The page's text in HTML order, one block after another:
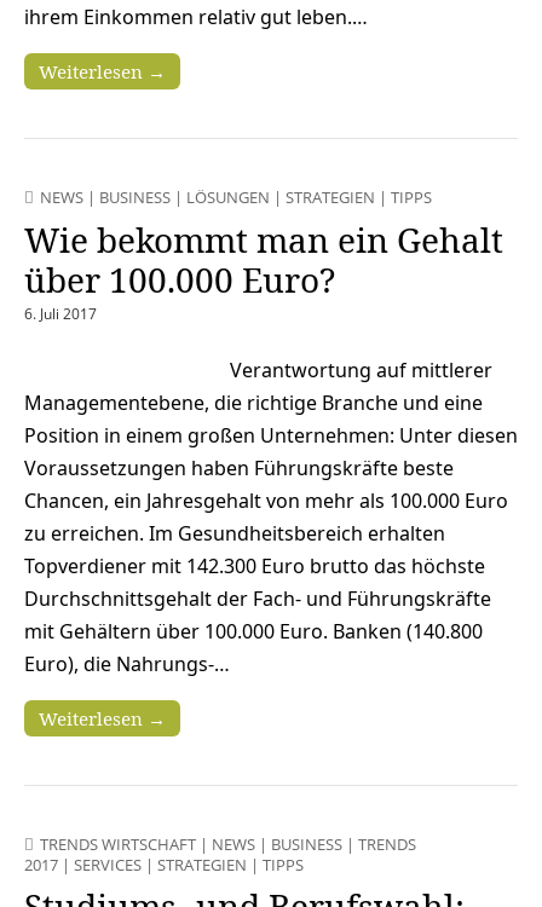
ihrem Einkommen relativ gut leben.…
Weiterlesen →
NEWS | BUSINESS | LÖSUNGEN | STRATEGIEN | TIPPS
Wie bekommt man ein Gehalt
über 100.000 Euro?
6. Juli 2017
Verantwortung auf mittlerer
Managementebene, die richtige Branche und eine
Position in einem großen Unternehmen: Unter diesen
Voraussetzungen haben Führungskräfte beste
Chancen, ein Jahresgehalt von mehr als 100.000 Euro
zu erreichen. Im Gesundheitsbereich erhalten
Topverdiener mit 142.300 Euro brutto das höchste
Durchschnittsgehalt der Fach- und Führungskräfte
mit Gehältern über 100.000 Euro. Banken (140.800
Euro), die Nahrungs-…
Weiterlesen →
TRENDS WIRTSCHAFT | NEWS | BUSINESS | TRENDS
2017 | SERVICES | STRATEGIEN | TIPPS